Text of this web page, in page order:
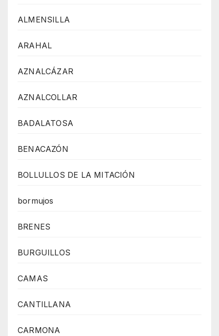
ALMENSILLA
ARAHAL
AZNALCÁZAR
AZNALCOLLAR
BADALATOSA
BENACAZÓN
BOLLULLOS DE LA MITACIÓN
bormujos
BRENES
BURGUILLOS
CAMAS
CANTILLANA
CARMONA